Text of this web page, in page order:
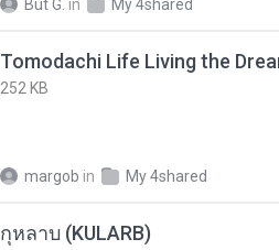
But G. in My 4shared
252 KB
margob in My 4shared
กุหลาบ (KULARB)